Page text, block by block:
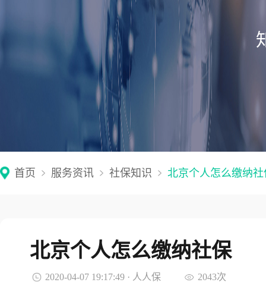
首页 服务资讯 社保知识 北京个人怎么缴纳社
北京个人怎么缴纳社保
2020-04-07 19:17:49 · 人人保 2043次